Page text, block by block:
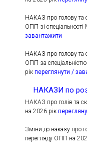
НАКАЗ про голову та
ОПП зі
завантажити
НАКАЗ про голову та
ОПП за
рік переглянути /
НАКАЗИ по
НАКАЗ про голів та
на 2026 рік
Зміни до наказу про
перегляду ОПП на